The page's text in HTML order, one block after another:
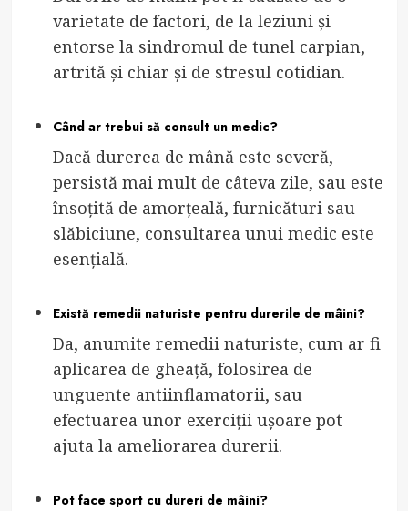
varietate de factori, de la leziuni și
entorse la sindromul de tunel carpian,
artrită și chiar și de stresul cotidian.
Când ar trebui să consult un medic?
Dacă durerea de mână este severă,
persistă mai mult de câteva zile, sau este
însoțită de amorțeală, furnicături sau
slăbiciune, consultarea unui medic este
esențială.
Există remedii naturiste pentru durerile de mâini?
Da, anumite remedii naturiste, cum ar fi
aplicarea de gheață, folosirea de
unguente antiinflamatorii, sau
efectuarea unor exerciții ușoare pot
ajuta la ameliorarea durerii.
Pot face sport cu dureri de mâini?